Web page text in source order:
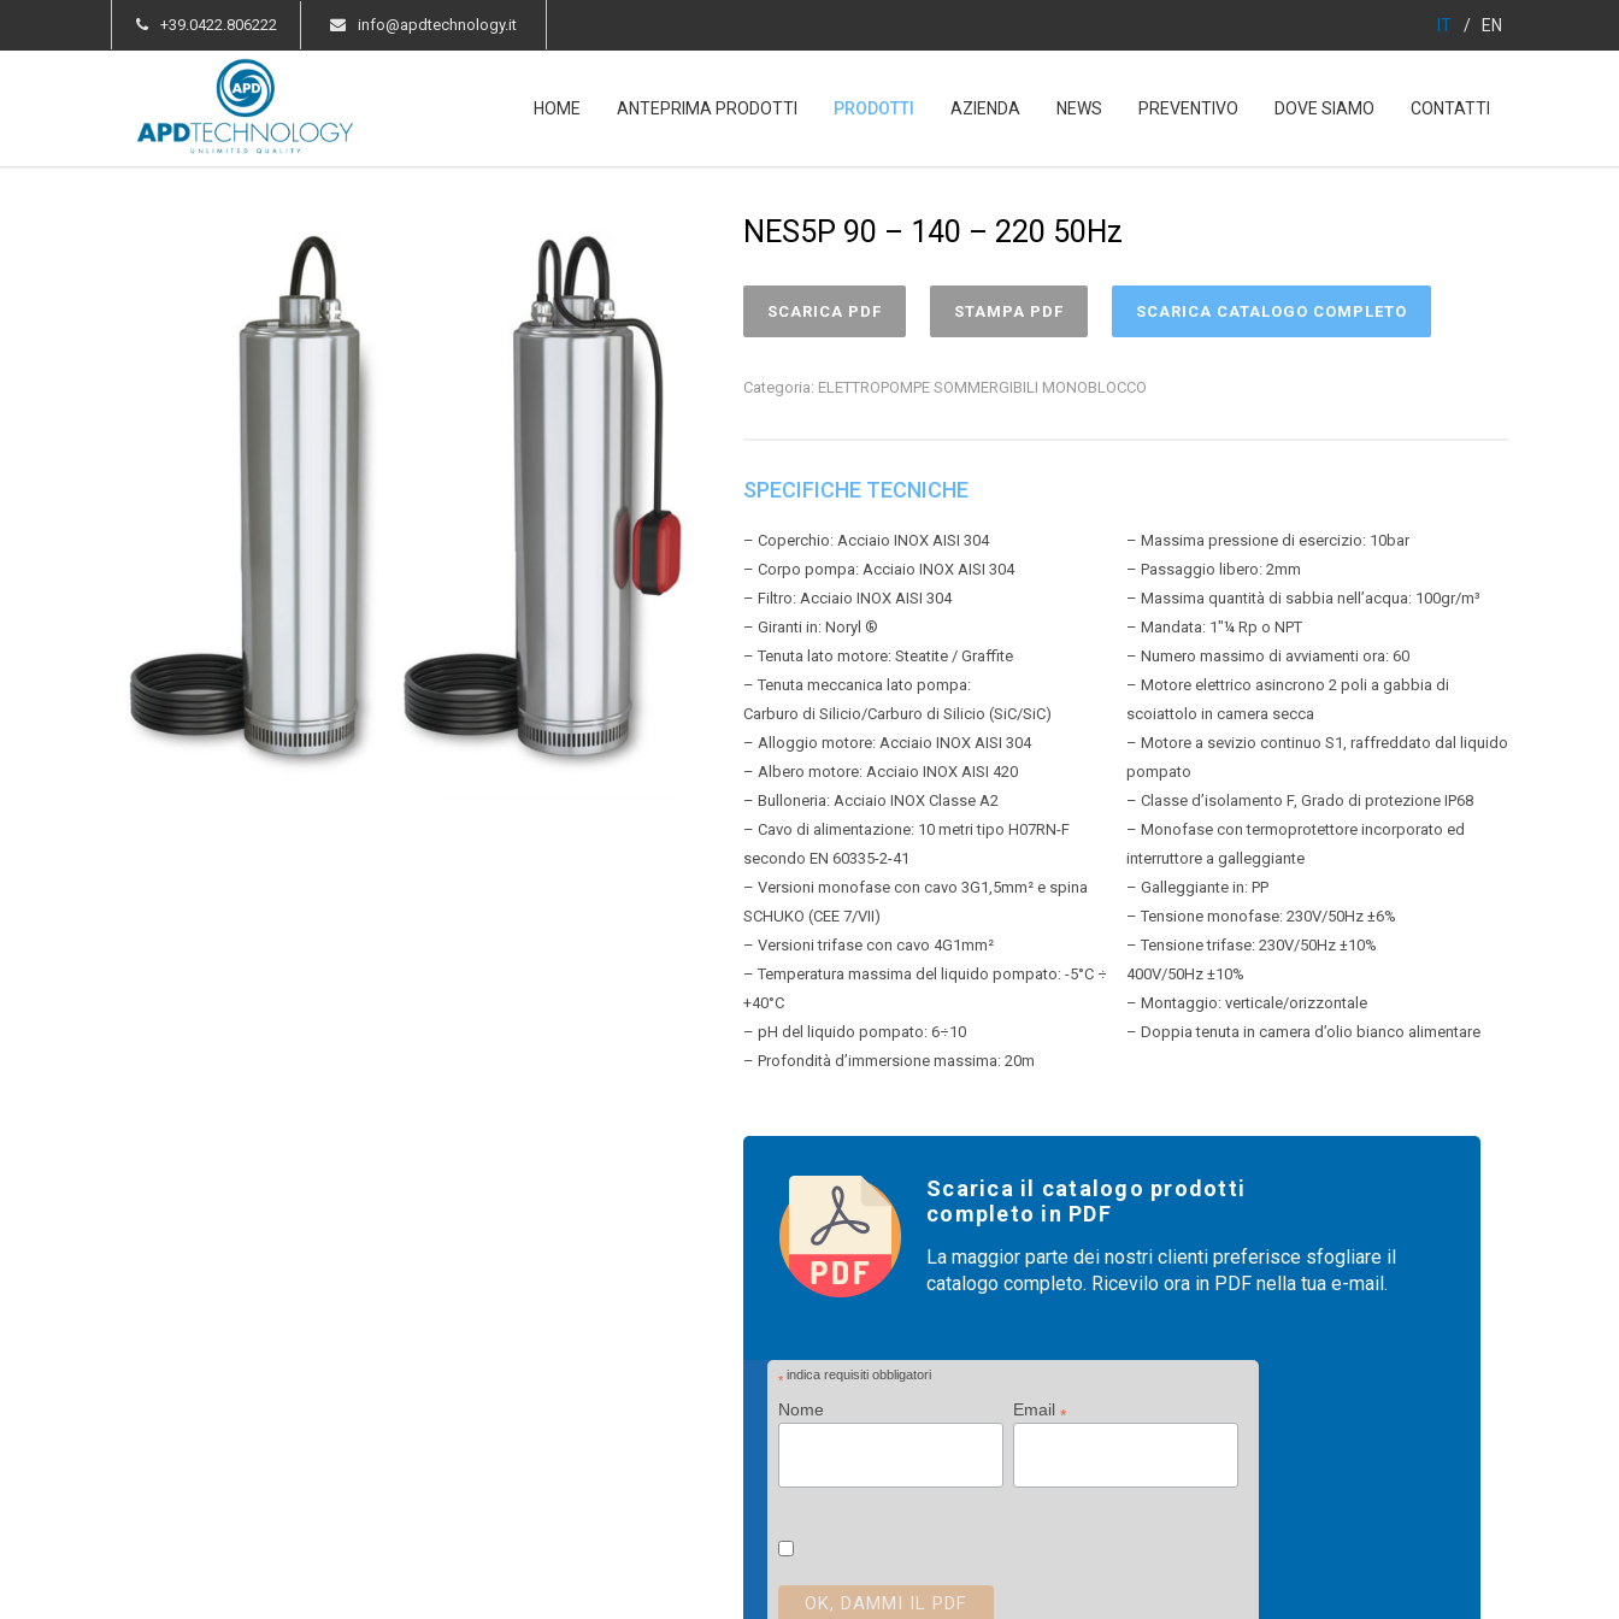
+39.0422.806222 info@apdtechnology.it IT / EN
HOME ANTEPRIMA PRODOTTI PRODOTTI AZIENDA NEWS PREVENTIVO DOVE SIAMO CONTATTI
NES5P 90 – 140 – 220 50Hz
SCARICA PDF STAMPA PDF SCARICA CATALOGO COMPLETO
Categoria: ELETTROPOMPE SOMMERGIBILI MONOBLOCCO
SPECIFICHE TECNICHE
– Coperchio: Acciaio INOX AISI 304
– Corpo pompa: Acciaio INOX AISI 304
– Filtro: Acciaio INOX AISI 304
– Giranti in: Noryl ®
– Tenuta lato motore: Steatite / Graffite
– Tenuta meccanica lato pompa:
Carburo di Silicio/Carburo di Silicio (SiC/SiC)
– Alloggio motore: Acciaio INOX AISI 304
– Albero motore: Acciaio INOX AISI 420
– Bulloneria: Acciaio INOX Classe A2
– Cavo di alimentazione: 10 metri tipo H07RN-F
secondo EN 60335-2-41
– Versioni monofase con cavo 3G1,5mm² e spina
SCHUKO (CEE 7/VII)
– Versioni trifase con cavo 4G1mm²
– Temperatura massima del liquido pompato: -5°C ÷
+40°C
– pH del liquido pompato: 6÷10
– Profondità d’immersione massima: 20m
– Massima pressione di esercizio: 10bar
– Passaggio libero: 2mm
– Massima quantità di sabbia nell’acqua: 100gr/m³
– Mandata: 1″¼ Rp o NPT
– Numero massimo di avviamenti ora: 60
– Motore elettrico asincrono 2 poli a gabbia di
scoiattolo in camera secca
– Motore a sevizio continuo S1, raffreddato dal liquido
pompato
– Classe d’isolamento F, Grado di protezione IP68
– Monofase con termoprotettore incorporato ed
interruttore a galleggiante
– Galleggiante in: PP
– Tensione monofase: 230V/50Hz ±6%
– Tensione trifase: 230V/50Hz ±10%
400V/50Hz ±10%
– Montaggio: verticale/orizzontale
– Doppia tenuta in camera d’olio bianco alimentare
Scarica il catalogo prodotti
completo in PDF
La maggior parte dei nostri clienti preferisce sfogliare il
catalogo completo. Ricevilo ora in PDF nella tua e-mail.
* indica requisiti obbligatori
Nome Email *